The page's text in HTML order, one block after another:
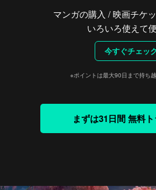
マンガの購入 / 映画チケ
いろいろ使えて
今すぐチェッ
※ポイントは最大90日まで持ち越
まずは31日間 無料